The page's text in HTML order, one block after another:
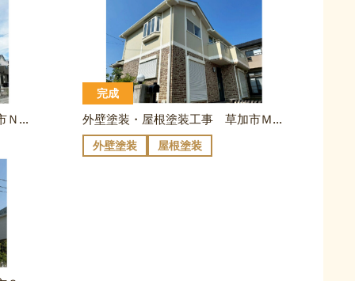
外壁塗装・屋根塗装工事 草加市Ｎ様邸
完成
外壁塗装・屋根塗装工事 草加市Ｍ様邸
外壁塗装 屋根塗装